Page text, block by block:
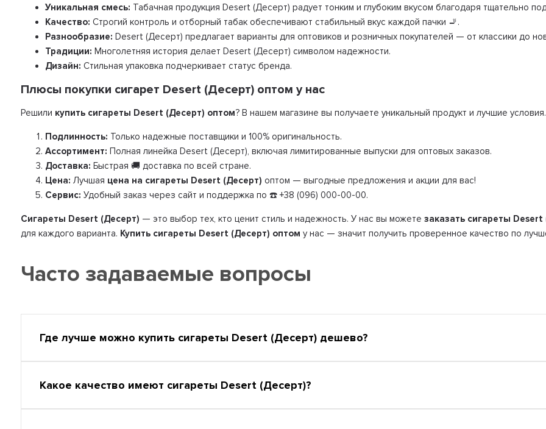
Уникальная смесь: Табачная продукция Desert (Десерт) радует тонким и глубоким вкусом благодаря тщательно
Качество: Строгий контроль и отборный табак обеспечивают стабильный вкус каждой пачки 🚬.
Разнообразие: Desert (Десерт) предлагает варианты для оптовиков и розничных покупателей — от классики до
Традиции: Многолетняя история делает Desert (Десерт) символом надежности.
Дизайн: Стильная упаковка подчеркивает статус бренда.
Плюсы покупки сигарет Desert (Десерт) оптом у нас
Решили купить сигареты Desert (Десерт) оптом? В нашем магазине вы получаете уникальный продукт и лучшие
Подлинность: Только надежные поставщики и 100% оригинальность.
Ассортимент: Полная линейка Desert (Десерт), включая лимитированные выпуски для оптовых заказов.
Доставка: Быстрая 🚚 доставка по всей стране.
Цена: Лучшая цена на сигареты Desert (Десерт) оптом — выгодные предложения и акции для вас!
Сервис: Удобный заказ через сайт и поддержка по ☎️ +38 (096) 000-00-00.
Сигареты Desert (Десерт) — это выбор тех, кто ценит стиль и надежность. У нас вы можетезаказать сигареты
для каждого варианта. Купить сигареты Desert (Десерт) оптом у нас — значит получить проверенное качество по
Часто задаваемые вопросы
Где лучше можно купить сигареты Desert (Десерт) дешево?
Какое качество имеют сигареты Desert (Десерт)?